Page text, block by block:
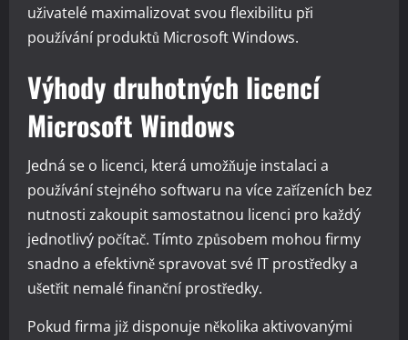
uživatelé maximalizovat svou flexibilitu při
používání produktů Microsoft Windows.
Výhody druhotných licencí
Microsoft Windows
Jedná se o licenci, která umožňuje instalaci a
používání stejného softwaru na více zařízeních bez
nutnosti zakoupit samostatnou licenci pro každý
jednotlivý počítač. Tímto způsobem mohou firmy
snadno a efektivně spravovat své IT prostředky a
ušetřit nemalé finanční prostředky.
Pokud firma již disponuje několika aktivovanými